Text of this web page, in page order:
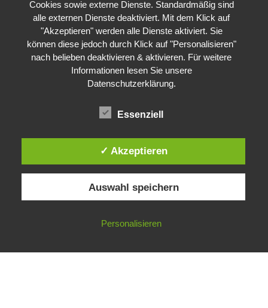
Impressum Datenschutzerklärung
Gesellschaft für ökologische Forschung e.V.
Cookies sowie externe Dienste. Standardmäßig sind
alle externen Dienste deaktiviert. Mit dem Klick auf
"Akzeptieren" werden alle Dienste aktiviert. Sie
können diese jedoch durch Klick auf "Personalisieren"
nach belieben deaktivieren & aktivieren. Für weitere
Informationen lesen Sie unsere
Datenschutzerklärung.
Essenziell
✓ Akzeptieren
Auswahl speichern
Personalisieren